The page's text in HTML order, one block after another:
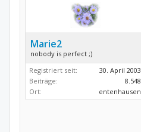
Marie2
nobody is perfect ;)
Registriert seit:
30. April 2003
Beiträge:
8.548
Ort:
entenhausen